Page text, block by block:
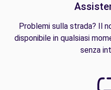
Problemi sulla strada? Il
disponibile in qualsiasi
senza